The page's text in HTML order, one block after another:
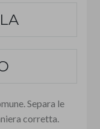
Separa le
corretta.